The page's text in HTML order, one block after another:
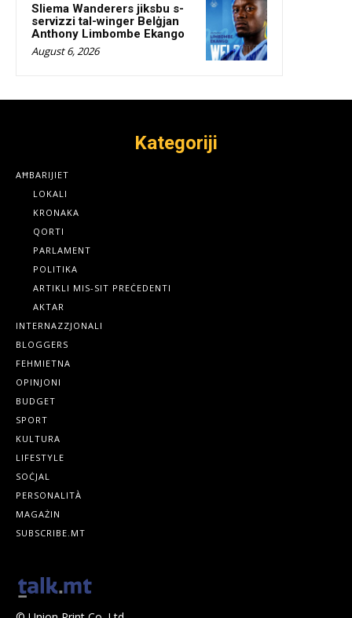
Sliema Wanderers jiksbu s-
servizzi tal-winger Belġjan
Anthony Limbombe Ekango
August 6, 2026
Kategoriji
AĦBARIJIET
LOKALI
KRONAKA
QORTI
PARLAMENT
POLITIKA
ARTIKLI MIS-SIT PREĊEDENTI
AKTAR
INTERNAZZJONALI
BLOGGERS
FEHMIETNA
OPINJONI
BUDGET
SPORT
KULTURA
LIFESTYLE
SOĊJAL
PERSONALITÀ
MAGAŻIN
SUBSCRIBE.MT